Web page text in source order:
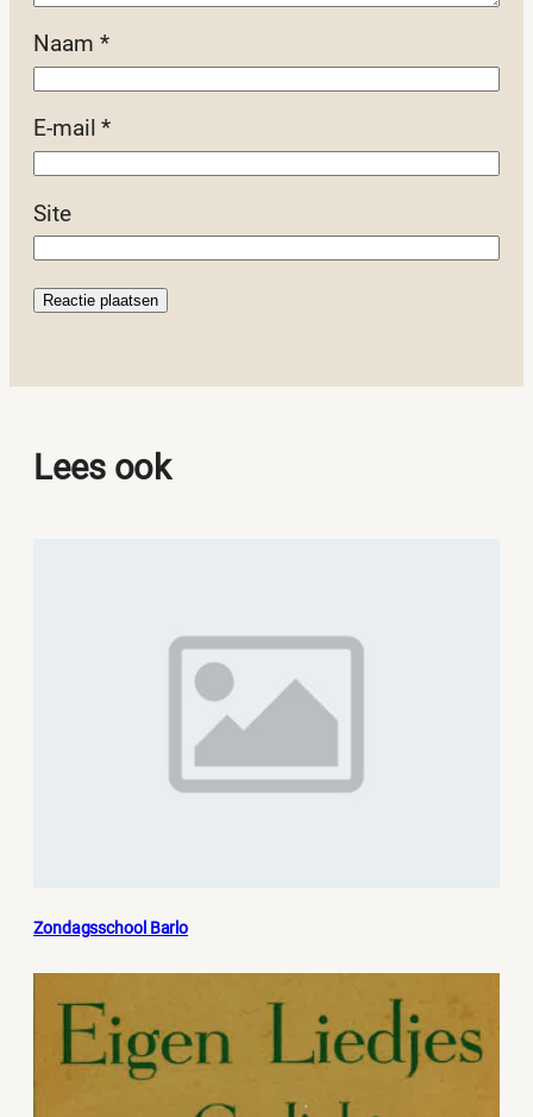
Naam *
E-mail*
Site
Lees ook
Zondagsschool Barlo